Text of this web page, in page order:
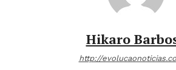
Hikaro
http://